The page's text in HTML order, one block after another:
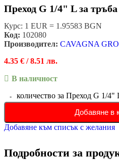
Преход G 1/4" L за
Курс: 1 EUR = 1.95583 BGN
Код: 102080
Производител: CAVAGNA
4.35 € / 8.51 лв.
В наличност
количество за Преход G 1/4"
Добавяне в
Добавяне към списък с желания
Подробности за